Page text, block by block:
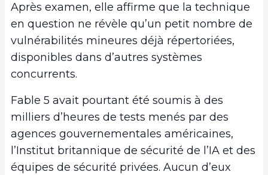
Après examen, elle affirme que la technique
en question ne révèle qu’un petit nombre de
vulnérabilités mineures déjà répertoriées,
disponibles dans d’autres systèmes
concurrents.
Fable 5 avait pourtant été soumis à des
milliers d’heures de tests menés par des
agences gouvernementales américaines,
l’Institut britannique de sécurité de l’IA et des
équipes de sécurité privées. Aucun d’eux